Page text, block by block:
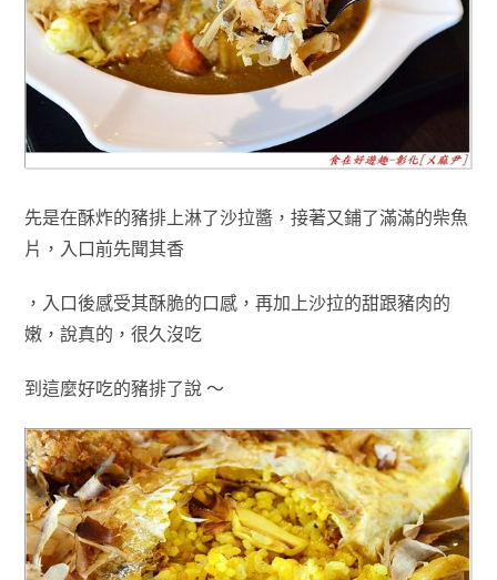
先是在酥炸的豬排上淋了沙拉醬， 接著又鋪了滿滿的柴魚
片 ，入口前先聞其香
，入口後感受其酥脆的口感，再加上沙拉的甜跟豬肉的
嫩，說真的 ，很久沒吃
到這麼好吃的豬排了說 ～